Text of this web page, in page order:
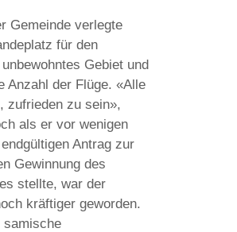
Gemeinde verlegte
für den
Gebiet und
Anzahl der Flüge. «Alle
zufrieden zu sein»,
als er vor wenigen
Antrag zur
Gewinnung des
stellte, war der
kräftiger geworden.
samische